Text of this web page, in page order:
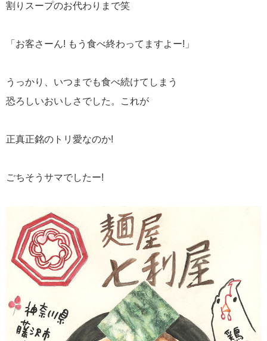
割りスープのお代わりまで笑
「お客さーん! もう食べ終わってますよー!」
うっかり、いつまでも食べ続けてしまう
恐ろしいおいしさでした。これが
正真正銘のトリ愛なのか!
ごちそうサマでしたー!